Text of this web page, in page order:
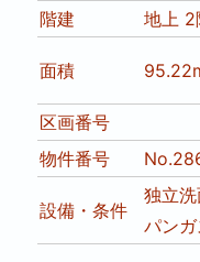
階建
地上 2
面積
区画番号
物件番号
設備・条件
独立洗
パンガ